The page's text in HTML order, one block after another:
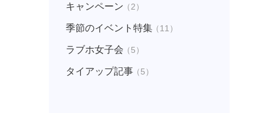
キャンペーン（2）
季節のイベント特集（11）
ラブホ女子会（5）
タイアップ記事（5）